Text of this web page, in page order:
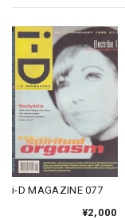
i-D MAGAZINE 077
¥2,000